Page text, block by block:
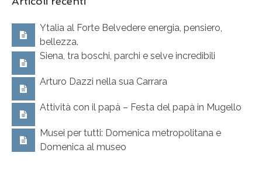
Ytalia al Forte Belvedere energia, pensiero,
bellezza.
Siena, tra boschi, parchi e selve incredibili
Arturo Dazzi nella sua Carrara
Attività con il papà – Festa del papà in Mugello
Musei per tutti: Domenica metropolitana e
Domenica al museo